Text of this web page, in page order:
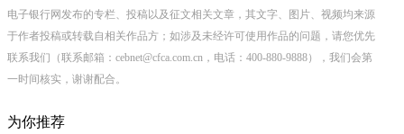
电子银行网发布的专栏、投稿以及征文相关文章，其文字、图片、视频均来源
于作者投稿或转载自相关作品方；如涉及未经许可使用作品的问题，请您优先
联系我们（联系邮箱：cebnet@cfca.com.cn，电话：400-880-9888），我们会第
一时间核实，谢谢配合。
为你推荐